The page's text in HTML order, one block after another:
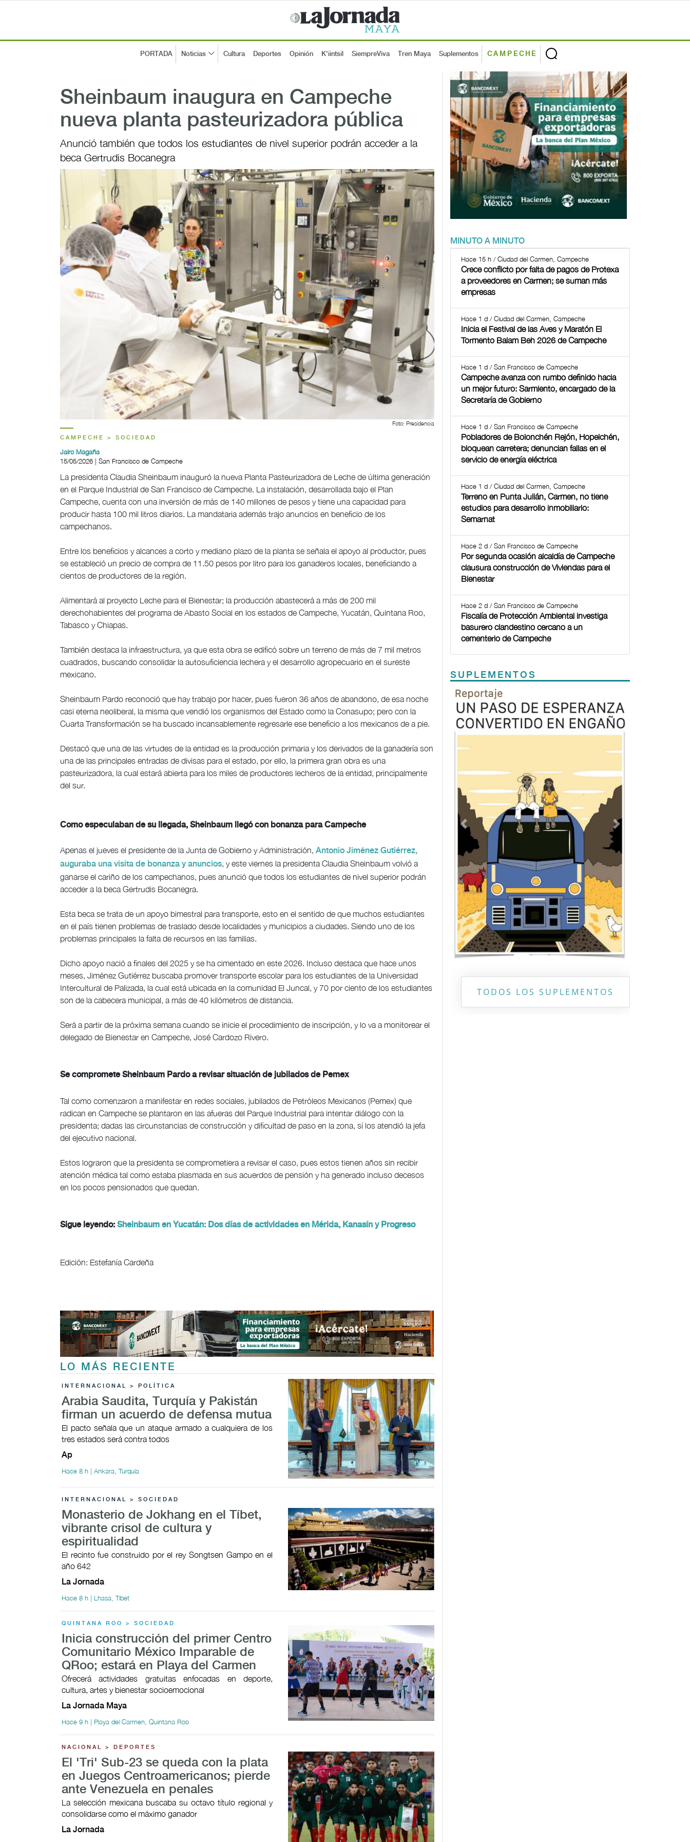
PORTADA Noticias Cultura Deportes Opinión K'iintsil SiempreViva Tren Maya Suplementos CAMPECHE
Sheinbaum inaugura en Campeche
nueva planta pasteurizadora pública
Anunció también que todos los estudiantes de nivel superior podrán acceder a la
beca Gertrudis Bocanegra
Foto: Presidencia
CAMPECHE > SOCIEDAD
Jairo Magaña
15/05/2026 | San Francisco de Campeche
La presidenta Claudia Sheinbaum inauguró la nueva Planta Pasteurizadora de Leche de última generación
en el Parque Industrial de San Francisco de Campeche. La instalación, desarrollada bajo el Plan
Campeche, cuenta con una inversión de más de 140 millones de pesos y tiene una capacidad para
producir hasta 100 mil litros diarios. La mandataria además trajo anuncios en beneficio de los
campechanos.
Entre los beneficios y alcances a corto y mediano plazo de la planta se señala el apoyo al productor, pues
se estableció un precio de compra de 11.50 pesos por litro para los ganaderos locales, beneficiando a
cientos de productores de la región.
Alimentará al proyecto Leche para el Bienestar; la producción abastecerá a más de 200 mil
derechohabientes del programa de Abasto Social en los estados de Campeche, Yucatán, Quintana Roo,
Tabasco y Chiapas.
También destaca la infraestructura, ya que esta obra se edificó sobre un terreno de más de 7 mil metros
cuadrados, buscando consolidar la autosuficiencia lechera y el desarrollo agropecuario en el sureste
mexicano.
Sheinbaum Pardo reconoció que hay trabajo por hacer, pues fueron 36 años de abandono, de esa noche
casi eterna neoliberal, la misma que vendió los organismos del Estado como la Conasupo; pero con la
Cuarta Transformación se ha buscado incansablemente regresarle ese beneficio a los mexicanos de a pie.
Destacó que una de las virtudes de la entidad es la producción primaria y los derivados de la ganadería son
una de las principales entradas de divisas para el estado, por ello, la primera gran obra es una
pasteurizadora, la cual estará abierta para los miles de productores lecheros de la entidad, principalmente
del sur.
Como especulaban de su llegada, Sheinbaum llegó con bonanza para Campeche
Apenas el jueves el presidente de la Junta de Gobierno y Administración, Antonio Jiménez Gutiérrez,
auguraba una visita de bonanza y anuncios, y este viernes la presidenta Claudia Sheinbaum volvió a
ganarse el cariño de los campechanos, pues anunció que todos los estudiantes de nivel superior podrán
acceder a la beca Gertrudis Bocanegra.
Esta beca se trata de un apoyo bimestral para transporte, esto en el sentido de que muchos estudiantes
en el país tienen problemas de traslado desde localidades y municipios a ciudades. Siendo uno de los
problemas principales la falta de recursos en las familias.
Dicho apoyo nació a finales del 2025 y se ha cimentado en este 2026. Incluso destaca que hace unos
meses, Jiménez Gutiérrez buscaba promover transporte escolar para los estudiantes de la Universidad
Intercultural de Palizada, la cual está ubicada en la comunidad El Juncal, y 70 por ciento de los estudiantes
son de la cabecera municipal, a más de 40 kilómetros de distancia.
Será a partir de la próxima semana cuando se inicie el procedimiento de inscripción, y lo va a monitorear el
delegado de Bienestar en Campeche, José Cardozo Rivero.
Se compromete Sheinbaum Pardo a revisar situación de jubilados de Pemex
Tal como comenzaron a manifestar en redes sociales, jubilados de Petróleos Mexicanos (Pemex) que
radican en Campeche se plantaron en las afueras del Parque Industrial para intentar diálogo con la
presidenta; dadas las circunstancias de construcción y dificultad de paso en la zona, sí los atendió la jefa
del ejecutivo nacional.
Estos lograron que la presidenta se comprometiera a revisar el caso, pues estos tienen años sin recibir
atención médica tal como estaba plasmada en sus acuerdos de pensión y ha generado incluso decesos
en los pocos pensionados que quedan.
Sigue leyendo: Sheinbaum en Yucatán: Dos días de actividades en Mérida, Kanasín y Progreso
Edición: Estefanía Cardeña
LO MÁS RECIENTE
INTERNACIONAL > POLÍTICA
Arabia Saudita, Turquía y Pakistán
firman un acuerdo de defensa mutua
El pacto señala que un ataque armado a cualquiera de los
tres estados será contra todos
Ap
Hace 8 h | Ankara, Turquía
INTERNACIONAL > SOCIEDAD
Monasterio de Jokhang en el Tíbet,
vibrante crisol de cultura y
espiritualidad
El recinto fue construido por el rey Songtsen Gampo en el
año 642
La Jornada
Hace 8 h | Lhasa, Tíbet
QUINTANA ROO > SOCIEDAD
Inicia construcción del primer Centro
Comunitario México Imparable de
QRoo; estará en Playa del Carmen
Ofrecerá actividades gratuitas enfocadas en deporte,
cultura, artes y bienestar socioemocional
La Jornada Maya
Hace 9 h | Playa del Carmen, Quintana Roo
NACIONAL > DEPORTES
El 'Tri' Sub-23 se queda con la plata
en Juegos Centroamericanos; pierde
ante Venezuela en penales
La selección mexicana buscaba su octavo título regional y
consolidarse como el máximo ganador
La Jornada
MINUTO A MINUTO
Hace 15 h / Ciudad del Carmen, Campeche
Crece conflicto por falta de pagos de Protexa
a proveedores en Carmen; se suman más
empresas
Hace 1 d / Ciudad del Carmen, Campeche
Inicia el Festival de las Aves y Maratón El
Tormento Balam Beh 2026 de Campeche
Hace 1 d / San Francisco de Campeche
Campeche avanza con rumbo definido hacia
un mejor futuro: Sarmiento, encargado de la
Secretaría de Gobierno
Hace 1 d / San Francisco de Campeche
Pobladores de Bolonchén Rejón, Hopelchén,
bloquean carretera; denuncian fallas en el
servicio de energía eléctrica
Hace 1 d / Ciudad del Carmen, Campeche
Terreno en Punta Julián, Carmen, no tiene
estudios para desarrollo inmobiliario:
Semarnat
Hace 2 d / San Francisco de Campeche
Por segunda ocasión alcaldía de Campeche
clausura construcción de Viviendas para el
Bienestar
Hace 2 d / San Francisco de Campeche
Fiscalía de Protección Ambiental investiga
basurero clandestino cercano a un
cementerio de Campeche
SUPLEMENTOS
Previous Next
TODOS LOS SUPLEMENTOS